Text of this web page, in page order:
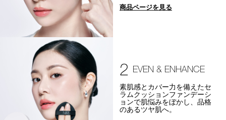
商品ページを見る
2 EVEN & ENHANCE
素肌感とカバー力を備えたセ
ラムクッションファンデーシ
ョンで肌悩みをぼかし、品格
のあるツヤ肌へ。